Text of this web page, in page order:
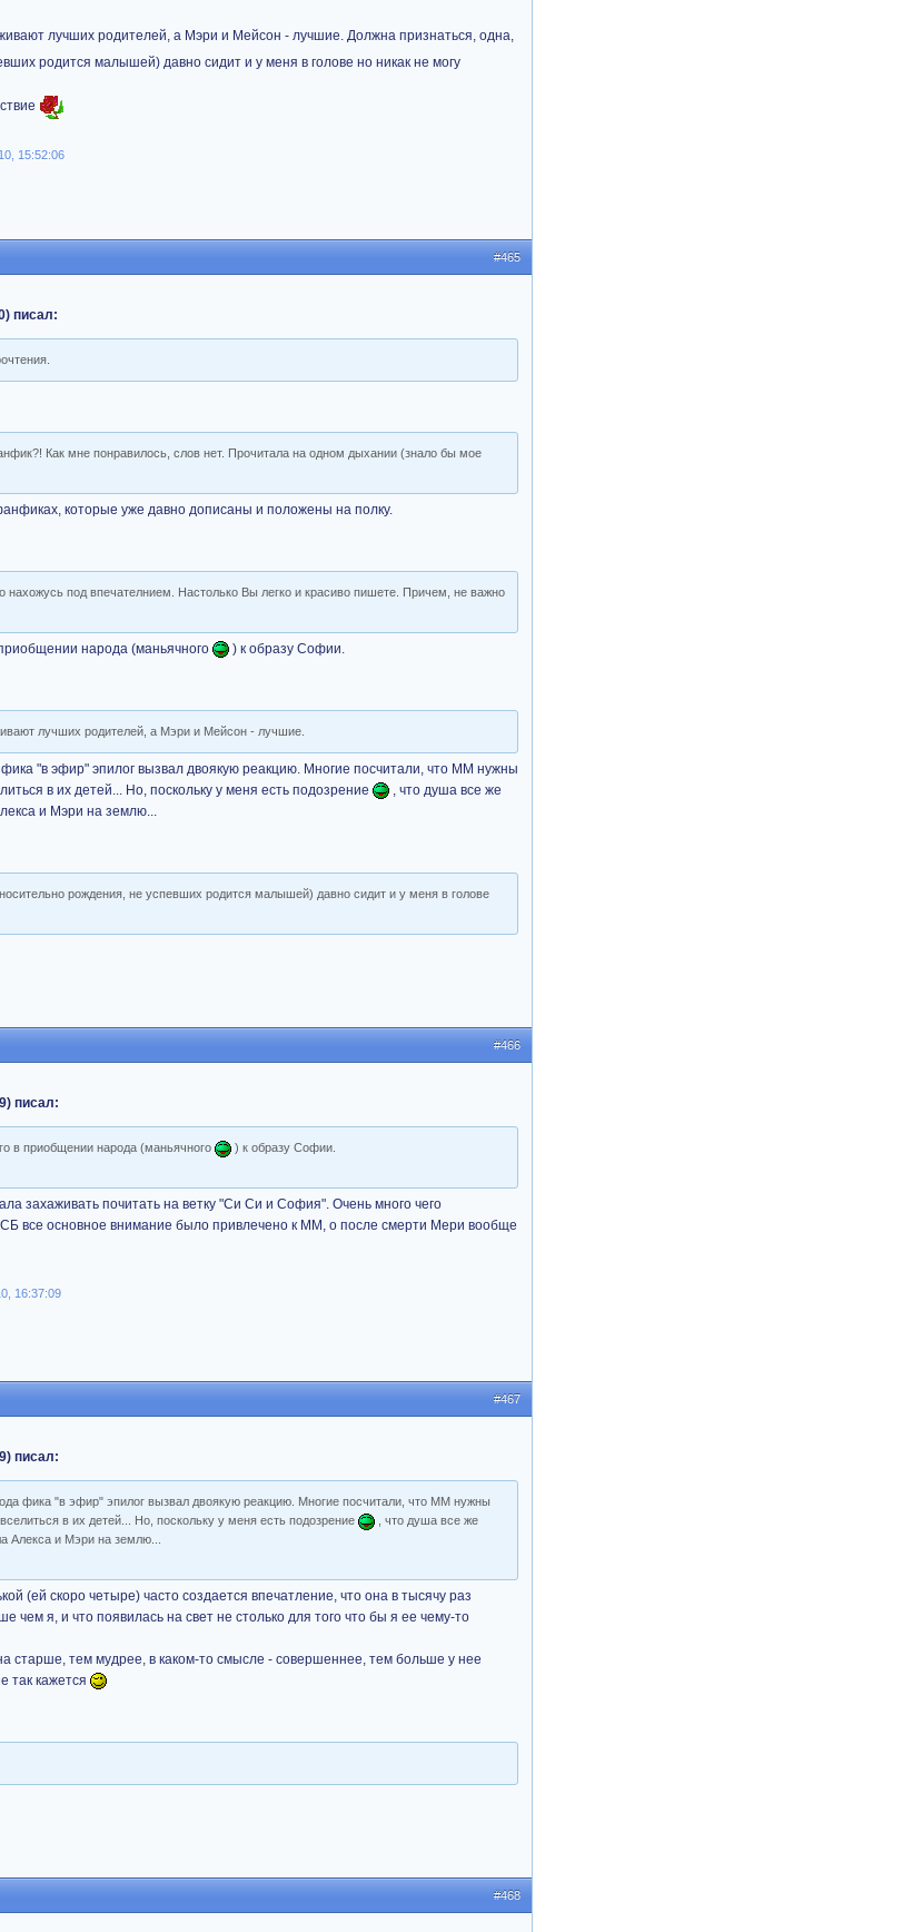
лучших родителей, а Мэри и Мейсон - лучшие. Должна признаться, одна,
родится малышей) давно сидит и у меня в голове но никак не могу
15:52:06
#465
писал:
Как мне понравилось, слов нет. Прочитала на одном дыхании (знало бы мое
которые уже давно дописаны и положены на полку.
нахожусь под впечателнием. Настолько Вы легко и красиво пишете. Причем, не важно
народа (маньячного ) к образу Софии.
лучших родителей, а Мэри и Мейсон - лучшие.
"в эфир" эпилог вызвал двоякую реакцию. Многие посчитали, что ММ нужны
в их детей... Но, поскольку у меня есть подозрение
, что душа все же
и Мэри на землю...
рождения, не успевших родится малышей) давно сидит и у меня в голове
#466
писал:
в приобщении народа (маньячного ) к образу Софии.
захаживать почитать на ветку "Си Си и София". Очень много чего
все основное внимание было привлечено к ММ, о после смерти Мери вообще
16:37:09
#467
писал:
фика "в эфир" эпилог вызвал двоякую реакцию. Многие посчитали, что ММ нужны
в их детей... Но, поскольку у меня есть подозрение
, что душа все же
Алекса и Мэри на землю...
(ей скоро четыре) часто создается впечатление, что она в тысячу раз
чем я, и что появилась на свет не столько для того что бы я ее чему-то
старше, тем мудрее, в каком-то смысле - совершеннее, тем больше у нее
так кажется
#468